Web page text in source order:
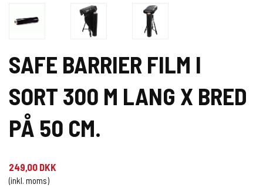
SAFE BARRIER FILM I
SORT 300 M LANG X BRED
PÅ 50 CM.
249,00 DKK
(inkl. moms)